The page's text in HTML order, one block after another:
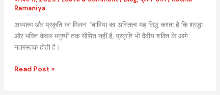
Ramaniya.
अध्यात्म और प्रकृति का मिलन: “बाबिया का अस्तित्व यह सिद्ध करता है कि श्रद्धा
और भक्ति केवल मनुष्यों तक सीमित नहीं है; प्रकृति भी दैवीय शक्ति के आगे
नतमस्तक होती है।
Read Post »